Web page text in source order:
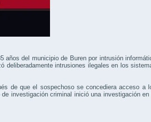
del municipio de Buren por intrusión
deliberadamente intrusiones ilegales en los
de que el sospechoso se concediera acceso a
investigación criminal inició una investigación en